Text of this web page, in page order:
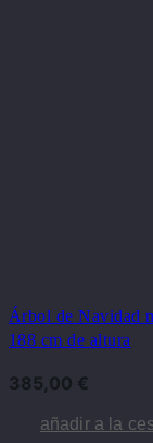
Árbol de Navidad
188 cm de altura
385,00 €
añadir a la